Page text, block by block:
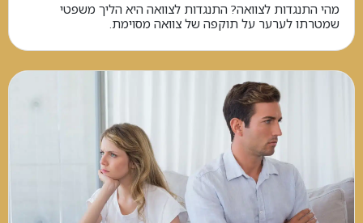
מהי התנגדות לצוואה? התנגדות לצוואה היא הליך משפטי
שמטרתו לערער על תוקפה של צוואה מסוימת.